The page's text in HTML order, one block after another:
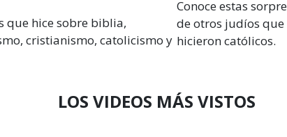
que hice sobre biblia,
cristianismo, catolicismo y
Conoce estas
de otros judíos
hicieron católicos.
LOS VIDEOS MÁS VISTOS